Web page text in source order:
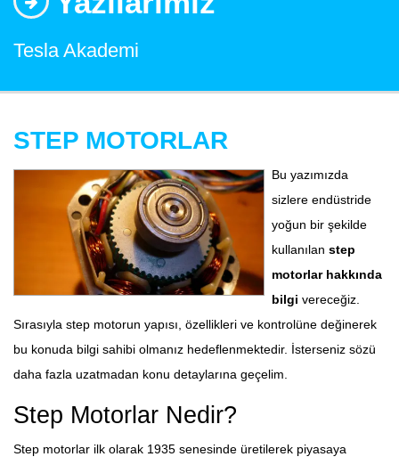
Tesla Akademi
STEP MOTORLAR
Bu yazımızda
sizlere endüstride
yoğun bir şekilde
kullanılan step
motorlar hakkında
bilgi vereceğiz.
Sırasıyla step motorun yapısı, özellikleri ve kontrolüne değinerek
bu konuda bilgi sahibi olmanız hedeflenmektedir. İsterseniz sözü
daha fazla uzatmadan konu detaylarına geçelim.
Step Motorlar Nedir?
Step motorlar ilk olarak 1935 senesinde üretilerek piyasaya